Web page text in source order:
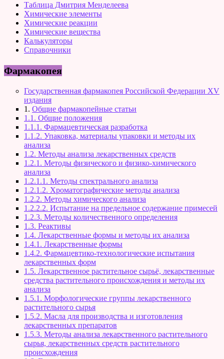
Таблица Дмитрия Менделеева
Химические элементы
Химические реакции
Химические вещества
Калькуляторы
Справочники
Фармакопея
Государственная фармакопея Российской Федерации XV
издания
1. Общие фармакопейные статьи
1.1. Общие положения
1.1.1. Фармацевтическая разработка
1.1.2. Упаковка, материалы упаковки и методы их
анализа
1.2. Методы анализа лекарственных средств
1.2.1. Методы физического и физико-химического
анализа
1.2.1.1. Методы спектрального анализа
1.2.1.2. Хроматографические методы анализа
1.2.2. Методы химического анализа
1.2.2.2. Испытание на предельное содержание примесей
1.2.3. Методы количественного определения
1.3. Реактивы
1.4. Лекарственные формы и методы их анализа
1.4.1. Лекарственные формы
1.4.2. Фармацевтико-технологические испытания
лекарственных форм
1.5. Лекарственное растительное сырьё, лекарственные
средства растительного происхождения и методы их
анализа
1.5.1. Морфологические группы лекарственного
растительного сырья
1.5.2. Масла для производства и изготовления
лекарственных препаратов
1.5.3. Методы анализа лекарственного растительного
сырья, лекарственных средств растительного
происхождения